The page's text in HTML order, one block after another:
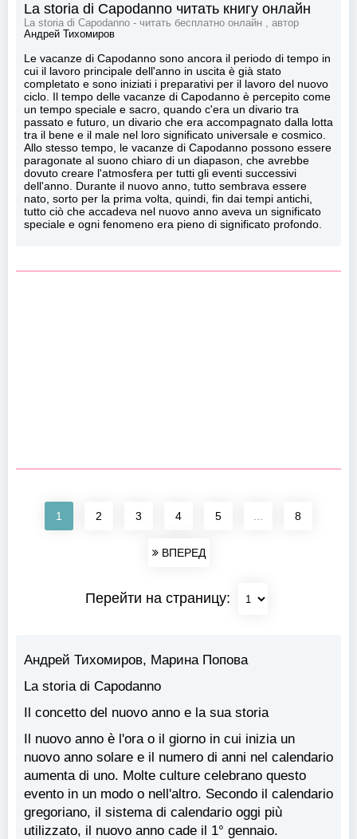
La storia di Capodanno читать книгу онлайн
La storia di Capodanno - читать бесплатно онлайн , автор
Андрей Тихомиров
Le vacanze di Capodanno sono ancora il periodo di tempo in
cui il lavoro principale dell'anno in uscita è già stato
completato e sono iniziati i preparativi per il lavoro del nuovo
ciclo. Il tempo delle vacanze di Capodanno è percepito come
un tempo speciale e sacro, quando c'era un divario tra
passato e futuro, un divario che era accompagnato dalla lotta
tra il bene e il male nel loro significato universale e cosmico.
Allo stesso tempo, le vacanze di Capodanno possono essere
paragonate al suono chiaro di un diapason, che avrebbe
dovuto creare l'atmosfera per tutti gli eventi successivi
dell'anno. Durante il nuovo anno, tutto sembrava essere
nato, sorto per la prima volta, quindi, fin dai tempi antichi,
tutto ciò che accadeva nel nuovo anno aveva un significato
speciale e ogni fenomeno era pieno di significato profondo.
1 2 3 4 5 8
ВПЕРЕД
Перейти на страницу:
Андрей Тихомиров, Марина Попова
La storia di Capodanno
Il concetto del nuovo anno e la sua storia
Il nuovo anno è l'ora o il giorno in cui inizia un
nuovo anno solare e il numero di anni nel calendario
aumenta di uno. Molte culture celebrano questo
evento in un modo o nell'altro. Secondo il calendario
gregoriano, il sistema di calendario oggi più
utilizzato, il nuovo anno cade il 1° gennaio.